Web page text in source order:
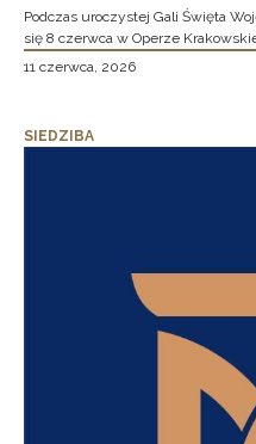
Podczas uroczystej Gali Święta
się 8 czerwca w Operze
11 czerwca, 2026
SIEDZIBA